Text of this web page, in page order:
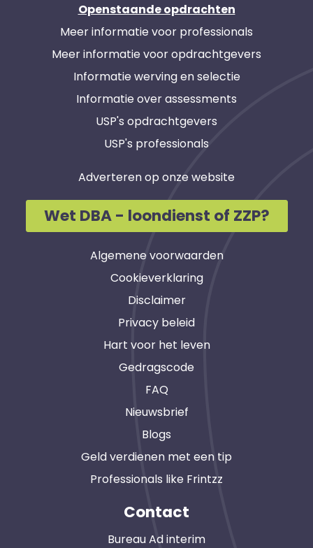
Openstaande opdrachten
Meer informatie voor professionals
Meer informatie voor opdrachtgevers
Informatie werving en selectie
Informatie over assessments
USP's opdrachtgevers
USP's professionals
Adverteren op onze website
Wet DBA - loondienst of ZZP?
Algemene voorwaarden
Cookieverklaring
Disclaimer
Privacy beleid
Hart voor het leven
Gedragscode
FAQ
Nieuwsbrief
Blogs
Geld verdienen met een tip
Professionals like Frintzz
Contact
Bureau Ad interim